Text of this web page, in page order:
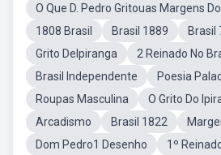
O Que D. Pedro Gritouas Margens
1808 Brasil
Brasil 1889
Brasil
Grito DeIpiranga
2 Reinado No
Brasil Independente
Poesia
Roupas Masculina
O Grito Do
Arcadismo
Brasil 1822
Dom Pedro1 Desenho
1º